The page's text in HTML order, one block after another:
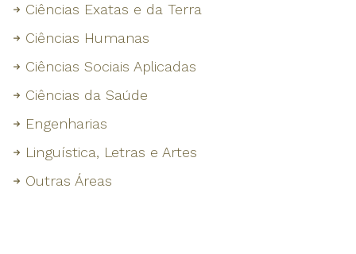
Ciências Exatas e da Terra
Ciências Humanas
Ciências Sociais Aplicadas
Ciências da Saúde
Engenharias
Linguística, Letras e Artes
Outras Áreas